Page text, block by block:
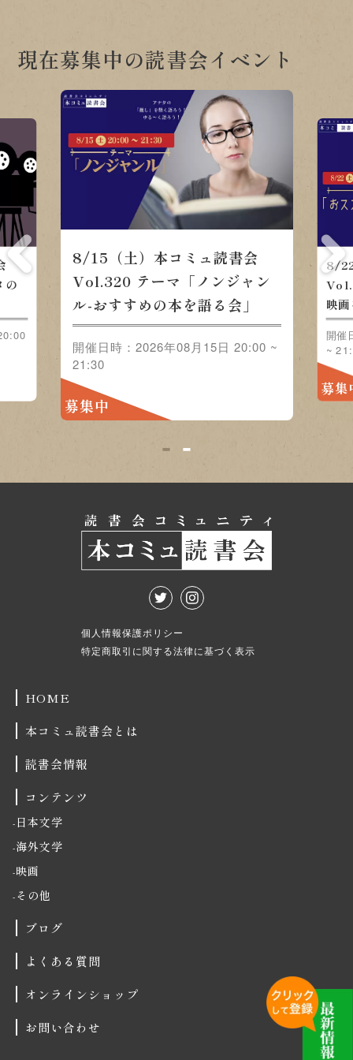
現在募集中の読書会イベント
の
8/15（土）本コミュ読書会
Vol.320 テーマ「ノンジャン
ル-おすすめの本を語る会」
開催日時：2026年08月15日 20:00 ~
21:30
募集中
8/
映
開催
~
募集
1 2
個人情報保護ポリシー
特定商取引に関する法律に基づく表示
HOME
本コミュ読書会とは
読書会情報
コンテンツ
日本文学
海外文学
映画
その他
ブログ
よくある質問
オンラインショップ
お問い合わせ